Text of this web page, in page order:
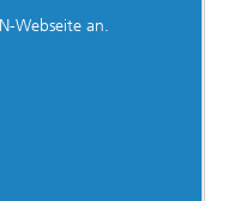
Webseite an.